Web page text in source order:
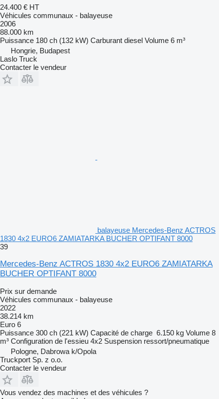
24.400 € HT
Véhicules communaux - balayeuse
2006
88.000 km
Puissance 180 ch (132 kW) Carburant diesel Volume 6 m³
Hongrie, Budapest
Laslo Truck
Contacter le vendeur
balayeuse Mercedes-Benz ACTROS
1830 4x2 EURO6 ZAMIATARKA BUCHER OPTIFANT 8000
39
Mercedes-Benz ACTROS 1830 4x2 EURO6 ZAMIATARKA
BUCHER OPTIFANT 8000
Prix sur demande
Véhicules communaux - balayeuse
2022
38.214 km
Euro 6
Puissance 300 ch (221 kW) Capacité de charge 6.150 kg Volume 8
m³ Configuration de l'essieu 4x2 Suspension ressort/pneumatique
Pologne, Dabrowa k/Opola
Truckport Sp. z o.o.
Contacter le vendeur
Vous vendez des machines et des véhicules ?